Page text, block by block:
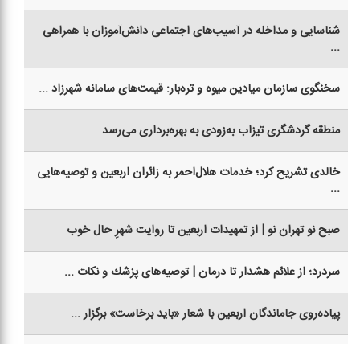
شناسایی و مداخله در آسیب‌های اجتماعی دانش‌آموزان با همراهی
...
سخنگوی سازمان میادین میوه و تره‌بار: قیمت‌های سامانه شهرزاد ...
منطقه گردشگری تیزاب به‌زودی به بهره‌برداری می‌رسد
خالدی تشریح كرد؛ خدمات هلال‌احمر به زائران اربعین و توصیه‌هایی
...
صبح نو تهران نو | از تمهیدات اربعین تا روایت شهرِ حال خوب
سردرد؛ از علائم هشدار تا درمان | توصیه‌های پزشك و نكات ...
پیاده‌روی جاماندگان اربعین با شعار «باید برخاست» برگزار ...